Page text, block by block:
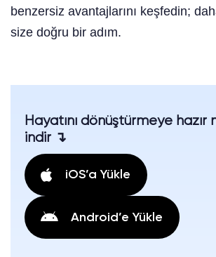
benzersiz avantajlarını keşfedin;
size doğru bir adım.
Hayatını dönüştürmeye hazır
indir ↴
iOS’a Yükle
Android’e Yükle